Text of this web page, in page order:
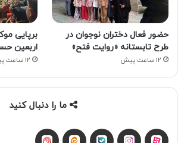
حضور فعال دختران نوجوان در
طرح تابستانه «روایت فتح»
12 ساعت پیش
برپایی
اربعین
12 ساعت پیش
ما را دنبال کنید
آپاراتاینستاگرام
بله ایتا شنوتو